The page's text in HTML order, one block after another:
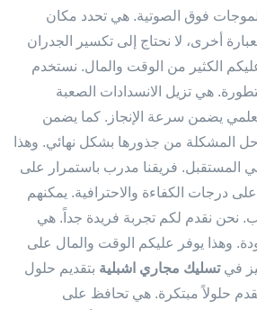
فوق الصوتية. هي تحدد مكان
أخرى، لا نحتاج إلى تكسير الجدران
الكثير من الوقت والمال. نستخدم
هي تزيل الانسدادات الصعبة
يضمن سرعة الإنجاز. كما يضمن
المشكلة من جذورها بشكل نهائي. وهذا
في المستقبل. فريقنا مدرب باستمرار على
درجات الكفاءة والاحترافية. يمكنهم
نحن نقدم لكم تجربة فريدة جداً. هي
وهذا يوفر عليكم الوقت والمال على
فيتسليك مجاري اشبلية بتقديم حلول
حلولاً مبتكرة. هي تحافظ على